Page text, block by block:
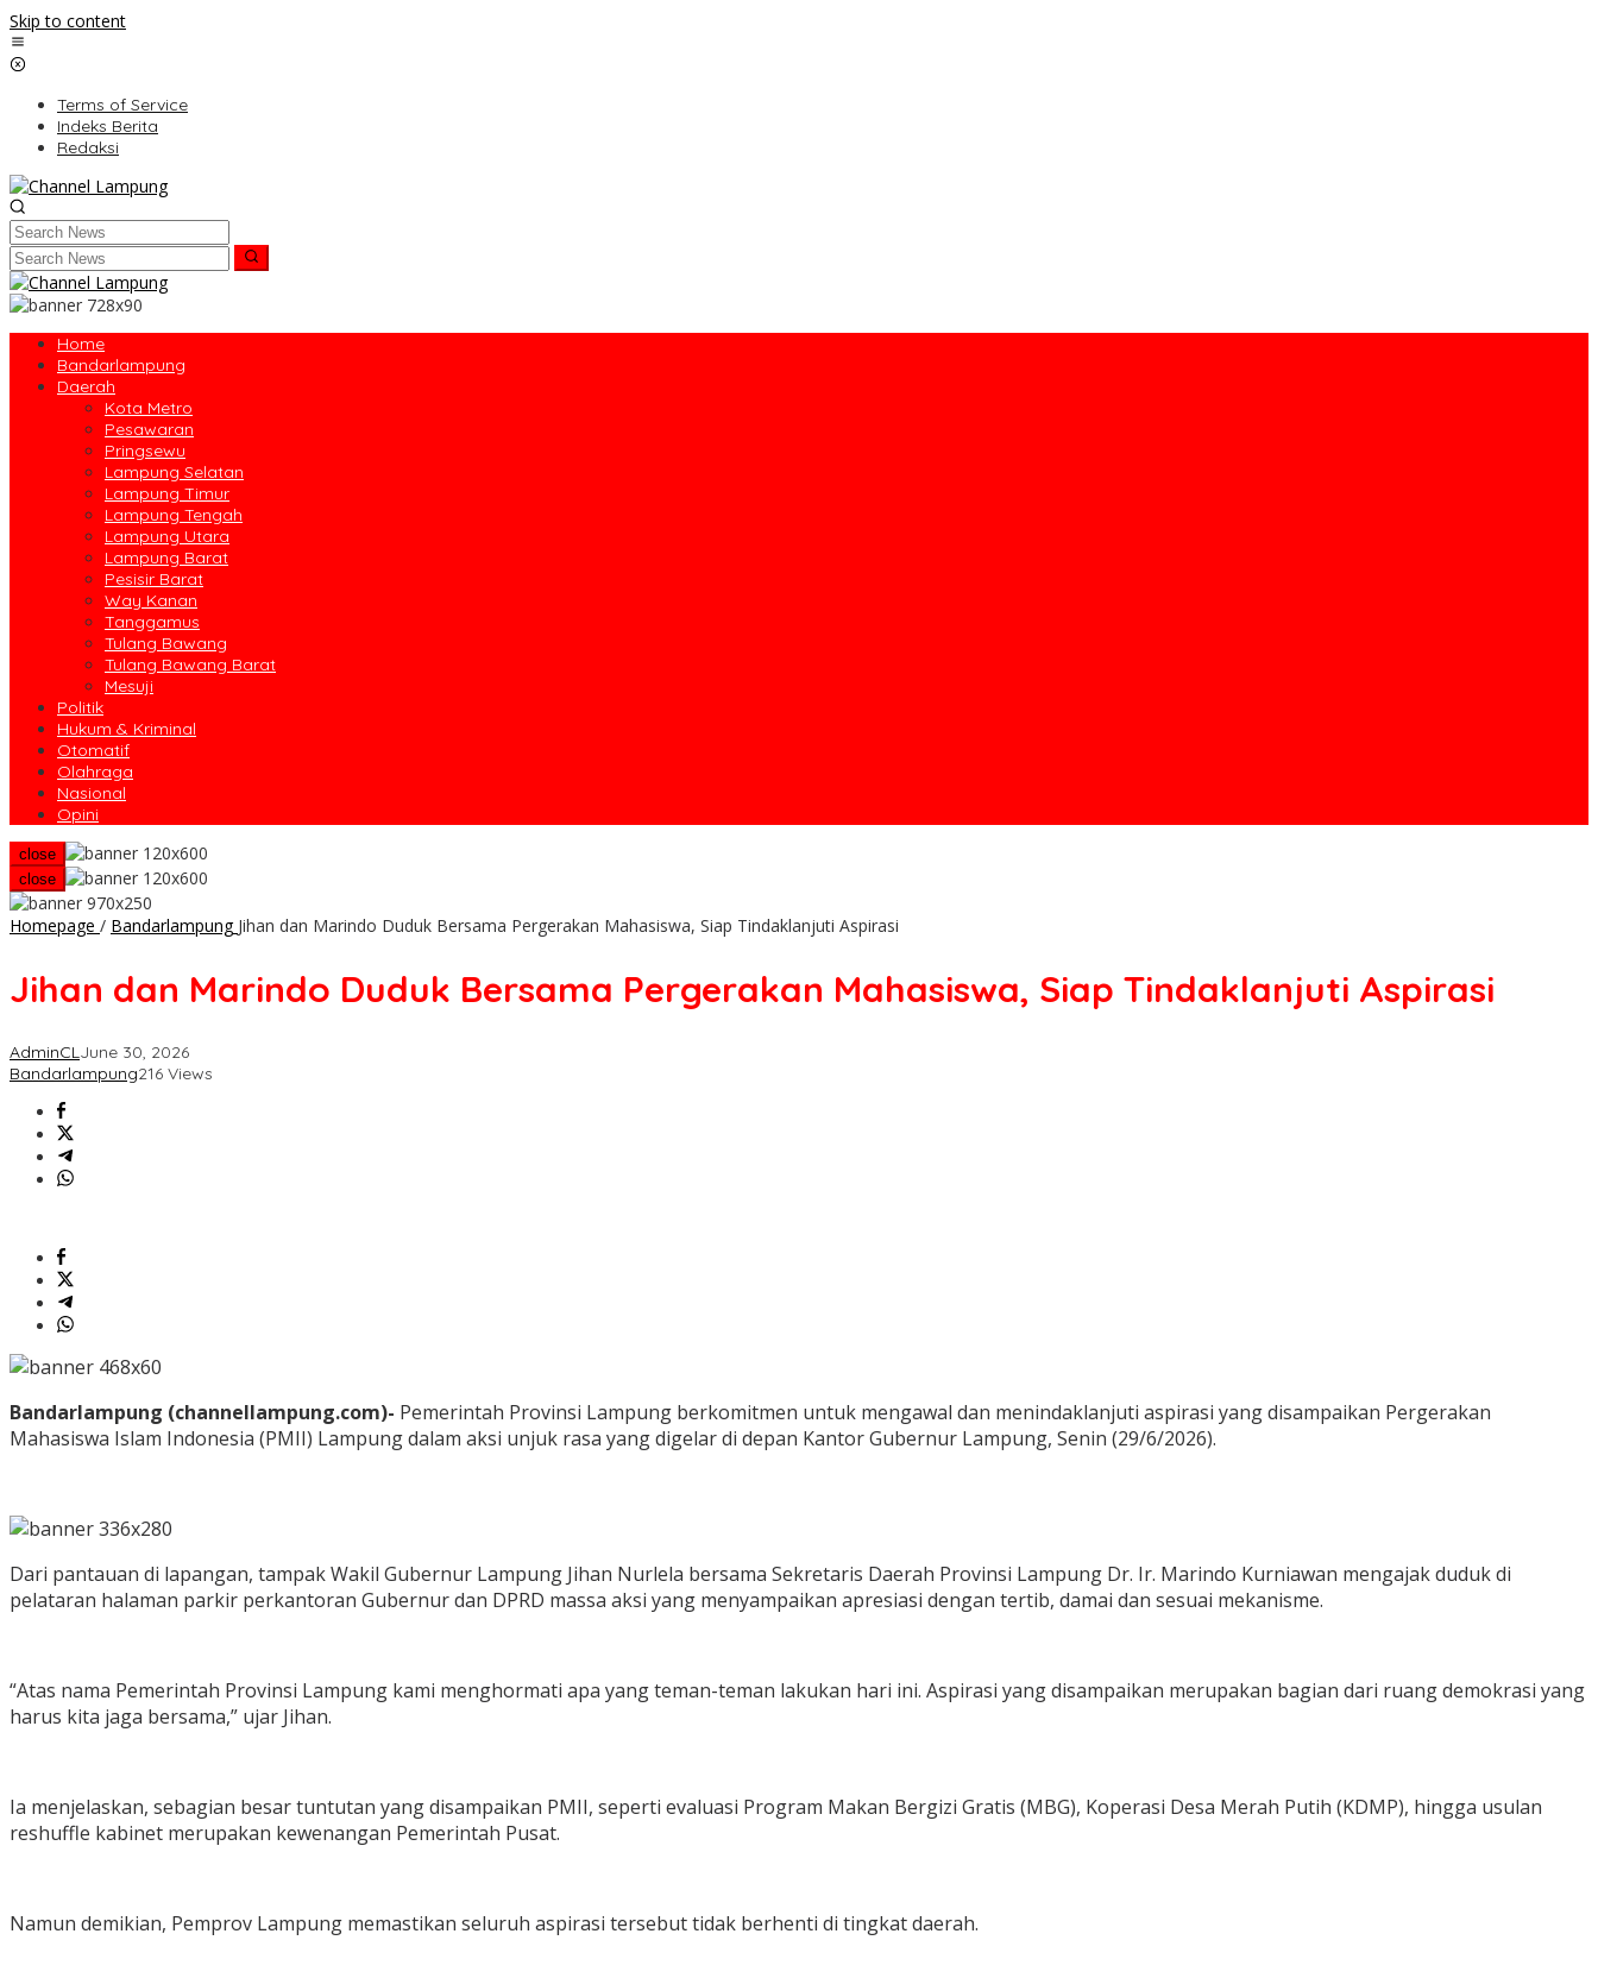
Skip to content
Terms of Service
Indeks Berita
Redaksi
Home
Bandarlampung
Daerah
Kota Metro
Pesawaran
Pringsewu
Lampung Selatan
Lampung Timur
Lampung Tengah
Lampung Utara
Lampung Barat
Pesisir Barat
Way Kanan
Tanggamus
Tulang Bawang
Tulang Bawang Barat
Mesuji
Politik
Hukum & Kriminal
Otomatif
Olahraga
Nasional
Opini
close
close
Homepage / Bandarlampung Jihan dan Marindo Duduk Bersama Pergerakan Mahasiswa, Siap Tindaklanjuti Aspirasi
Jihan dan Marindo Duduk Bersama Pergerakan Mahasiswa, Siap Tindaklanjuti Aspirasi
AdminCLJune 30, 2026
Bandarlampung216 Views
Bandarlampung (channellampung.com)- Pemerintah Provinsi Lampung berkomitmen untuk mengawal dan menindaklanjuti aspirasi yang disampaikan Pergerakan
Mahasiswa Islam Indonesia (PMII) Lampung dalam aksi unjuk rasa yang digelar di depan Kantor Gubernur Lampung, Senin (29/6/2026).
Dari pantauan di lapangan, tampak Wakil Gubernur Lampung Jihan Nurlela bersama Sekretaris Daerah Provinsi Lampung Dr. Ir. Marindo Kurniawan mengajak duduk di
pelataran halaman parkir perkantoran Gubernur dan DPRD massa aksi yang menyampaikan apresiasi dengan tertib, damai dan sesuai mekanisme.
“Atas nama Pemerintah Provinsi Lampung kami menghormati apa yang teman-teman lakukan hari ini. Aspirasi yang disampaikan merupakan bagian dari ruang demokrasi yang
harus kita jaga bersama,” ujar Jihan.
Ia menjelaskan, sebagian besar tuntutan yang disampaikan PMII, seperti evaluasi Program Makan Bergizi Gratis (MBG), Koperasi Desa Merah Putih (KDMP), hingga usulan
reshuffle kabinet merupakan kewenangan Pemerintah Pusat.
Namun demikian, Pemprov Lampung memastikan seluruh aspirasi tersebut tidak berhenti di tingkat daerah.